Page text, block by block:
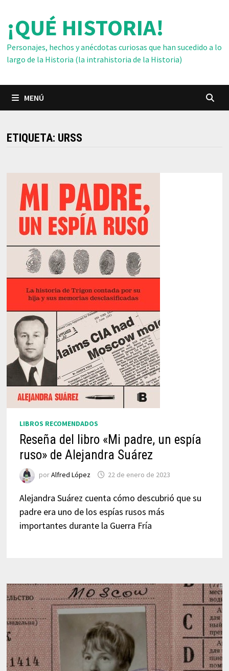
contenido
¡QUÉ HISTORIA!
Personajes, hechos y anécdotas curiosas que han sucedido a lo
largo de la Historia (la intrahistoria de la Historia)
MENÚ
ETIQUETA: URSS
LIBROS RECOMENDADOS
Reseña del libro «Mi padre, un espía
ruso» de Alejandra Suárez
porAlfred López 22 de enero de 2023
Alejandra Suárez cuenta cómo descubrió que su
padre era uno de los espías rusos más
importantes durante la Guerra Fría